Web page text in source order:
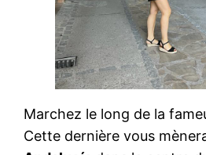
Marchez le long de la
Cette dernière vous